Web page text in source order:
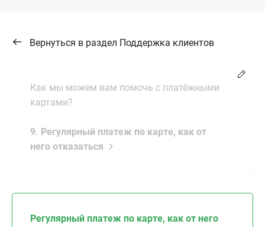
Вернуться в раздел Поддержка клиентов
Как мы можем вам помочь с платёжными
картами?
9. Регулярный платеж по карте, как от
него отказаться
Регулярный платеж по карте, как от него